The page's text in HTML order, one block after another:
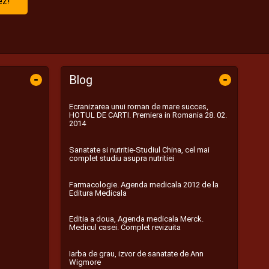
- Blog -
Ecranizarea unui roman de mare succes,
HOTUL DE CARTI. Premiera in Romania 28. 02.
2014
Sanatate si nutritie-Studiul China, cel mai
complet studiu asupra nutritiei
Farmacologie. Agenda medicala 2012 de la
Editura Medicala
Editia a doua, Agenda medicala Merck.
Medicul casei. Complet revizuita
Iarba de grau, izvor de sanatate de Ann
Wigmore